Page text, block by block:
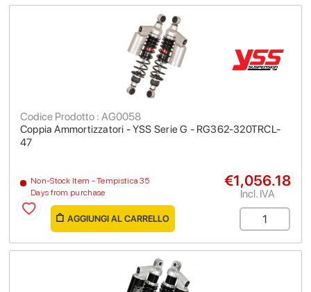
Coppia Ammortizzatori - YSS Serie G - RG362-320TRCL-
47
Codice Prodotto : AG0058
Non-Stock Item - Tempistica 35
Days from purchase
€1,056.18
Incl. IVA
AGGIUNGI AL CARRELLO